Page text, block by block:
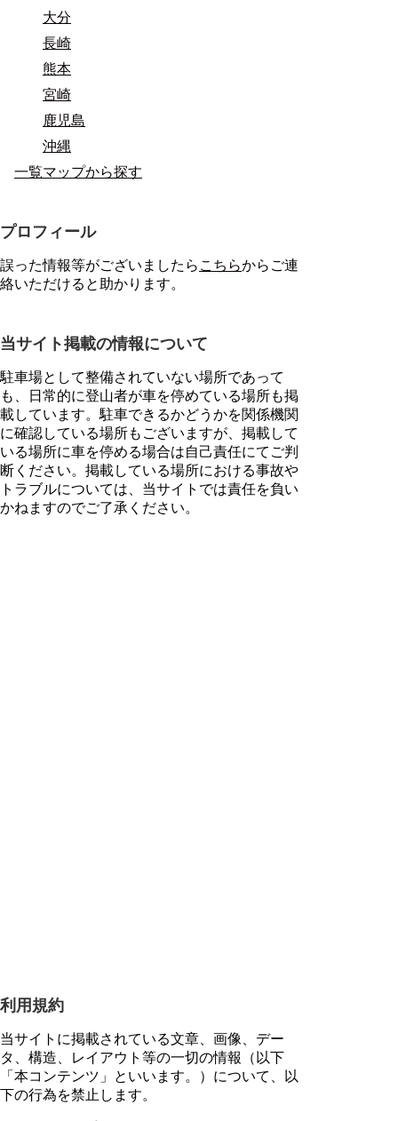
大分
長崎
熊本
宮崎
鹿児島
沖縄
一覧マップから探す
プロフィール
誤った情報等がございましたら こちらからご連
絡いただけると助かります。
当サイト掲載の情報について
駐車場として整備されていない場所であって
も、日常的に登山者が車を停めている場所も掲
載しています。駐車できるかどうかを関係機関
に確認している場所もございますが、掲載して
いる場所に車を停める場合は自己責任にてご判
断ください。掲載している場所における事故や
トラブルについては、当サイトでは責任を負い
かねますのでご了承ください。
利用規約
当サイトに掲載されている文章、画像、デー
タ、構造、レイアウト等の一切の情報（以下
「本コンテンツ」といいます。）について、以
下の行為を禁止します。